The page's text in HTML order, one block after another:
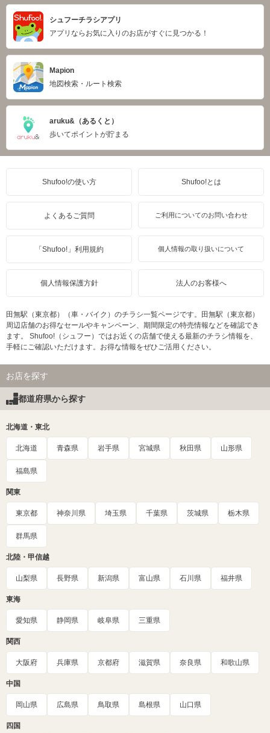
シュフーチラシアプリ
アプリならお気に入りのお店がすぐに見つかる！
Mapion
地図検索・ルート検索
aruku&（あるくと）
歩いてポイントが貯まる
Shufoo!の使い方 Shufoo!とは
よくあるご質問 ご利用についてのお問い合わせ
「Shufoo!」利用規約 個人情報の取り扱いについて
個人情報保護方針 法人のお客様へ
田無駅（東京都）（車・バイク）のチラシ一覧ページです。田無駅（東京都）
周辺店舗のお得なセールやキャンペーン、期間限定の特売情報などを確認でき
ます。 Shufoo!（シュフー）ではお近くの店舗で使える最新のチラシ情報を、
手軽にご確認いただけます。お得な情報をぜひご活用ください。
お店を探す
都道府県から探す
北海道・東北
北海道 青森県 岩手県 宮城県 秋田県 山形県
福島県
関東
東京都 神奈川県 埼玉県 千葉県 茨城県 栃木県
群馬県
北陸・甲信越
山梨県 長野県 新潟県 富山県 石川県 福井県
東海
愛知県 静岡県 岐阜県 三重県
関西
大阪府 兵庫県 京都府 滋賀県 奈良県 和歌山県
中国
岡山県 広島県 鳥取県 島根県 山口県
四国